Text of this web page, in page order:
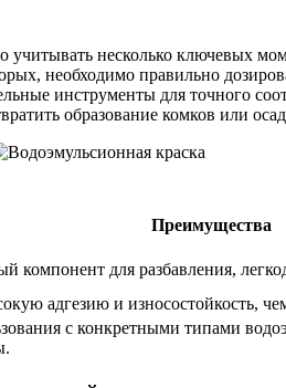
несколько ключевых
необходимо правильно
инструменты для точного
образование комков или
Преимущества
компонент для разбавления,
адгезию и износостойкость,
с конкретными типами